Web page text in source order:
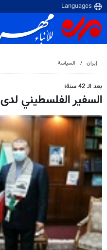
إيران السياسة
بعد الـ 42 سنة؛
السفير الفلسطيني